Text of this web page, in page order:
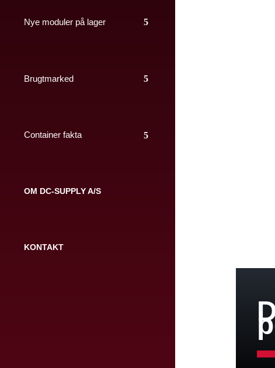
Nye moduler på lager
Brugtmarked
Container fakta
OM DC-SUPPLY A/S
KONTAKT